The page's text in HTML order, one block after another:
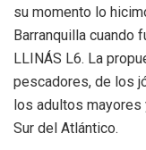
su momento lo
Barranquilla cuando
LLINÁS L6. La
pescadores, de los
los adultos mayores
Sur del Atlántico.